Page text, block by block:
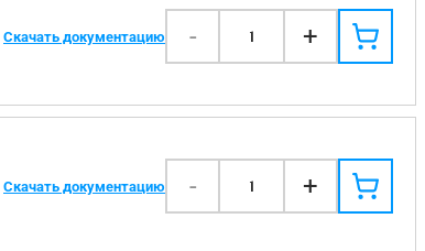
Скачать документацию - 1 +
Скачать документацию - 1 +